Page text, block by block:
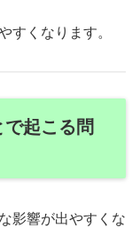
すくなります。
起こる問
影響が出やすくな